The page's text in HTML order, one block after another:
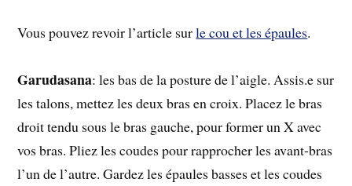
Vous pouvez revoir l’article surle cou et les épaules.
Garudasana: les bas de la posture de l’aigle. Assis.e sur
les talons, mettez les deux bras en croix. Placez le bras
droit tendu sous le bras gauche, pour former un X avec
vos bras. Pliez les coudes pour rapprocher les avant-bras
l’un de l’autre. Gardez les épaules basses et les coudes